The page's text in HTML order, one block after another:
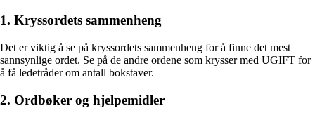
1. Kryssordets sammenheng
Det er viktig å se på kryssordets sammenheng for å finne det mest
sannsynlige ordet. Se på de andre ordene som krysser med UGIFT for
å få ledetråder om antall bokstaver.
2. Ordbøker og hjelpemidler